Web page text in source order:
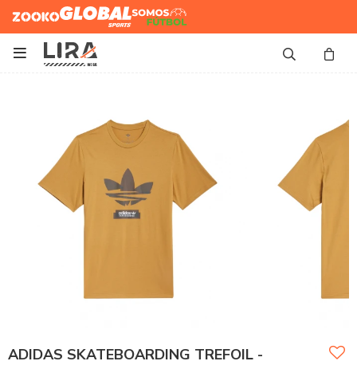
Zooko Global Sports
Somos
Futbol

ADIDAS SKATEBOARDING TREFOIL -